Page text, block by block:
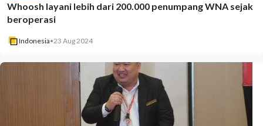
Whoosh layani lebih dari 200.000 penumpang WNA sejak
beroperasi
Indonesia•23 Aug 2024